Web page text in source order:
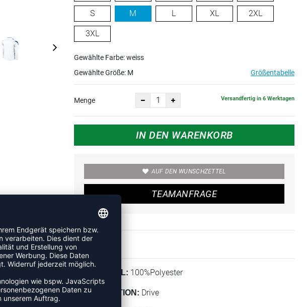
S M L XL 2XL
3XL
Gewählte Farbe: weiss
Gewählte Größe: M Größentabelle
Menge Versandfertig in 6 Werktagen
IN DEN WARENKORB
AUF DEN WUNSCHZETTEL
TEAMANFRAGE
MATERIAL: 100%Polyester
KOLLEKTION: Drive